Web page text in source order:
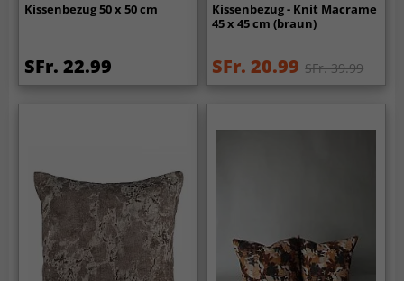
Kissenbezug 50 x 50 cm
SFr. 22.99
Kissenbezug - Knit Macrame
45 x 45 cm (braun)
SFr. 20.99 SFr. 39.99